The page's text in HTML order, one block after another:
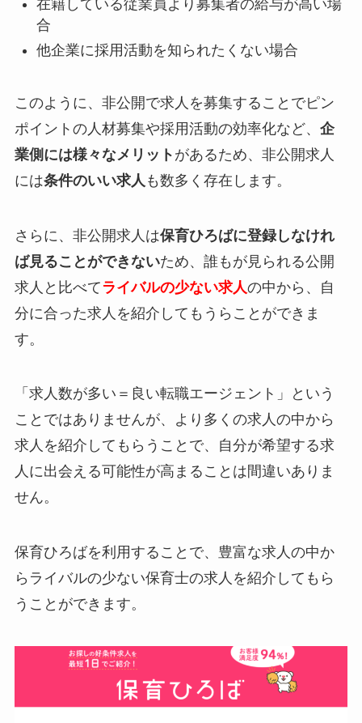
在籍している従業員より募集者の給与が高い場
合
他企業に採用活動を知られたくない場合
このように、非公開で求人を募集することでピン
ポイントの人材募集や採用活動の効率化など、 企
業側には様々なメリット があるため、非公開求人
には条件のいい求人 も数多く存在します。
さらに、非公開求人は保育ひろばに登録しなけれ
ば見ることができないため、誰もが見られる公開
求人と比べて ライバルの少ない求人の中から、自
分に合った求人を紹介してもうらことができま
す。
「求人数が多い＝良い転職エージェント」という
ことではありませんが、より多くの求人の中から
求人を紹介してもらうことで、自分が希望する求
人に出会える可能性が高まることは間違いありま
せん。
保育ひろばを利用することで、豊富な求人の中か
らライバルの少ない保育士の求人を紹介してもら
うことができます。